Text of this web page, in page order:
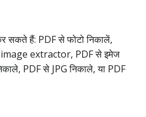
सकते हैं: PDF से फोटो निकालें,
image extractor, PDF से इमेज
PDF से JPG निकाले, या PDF